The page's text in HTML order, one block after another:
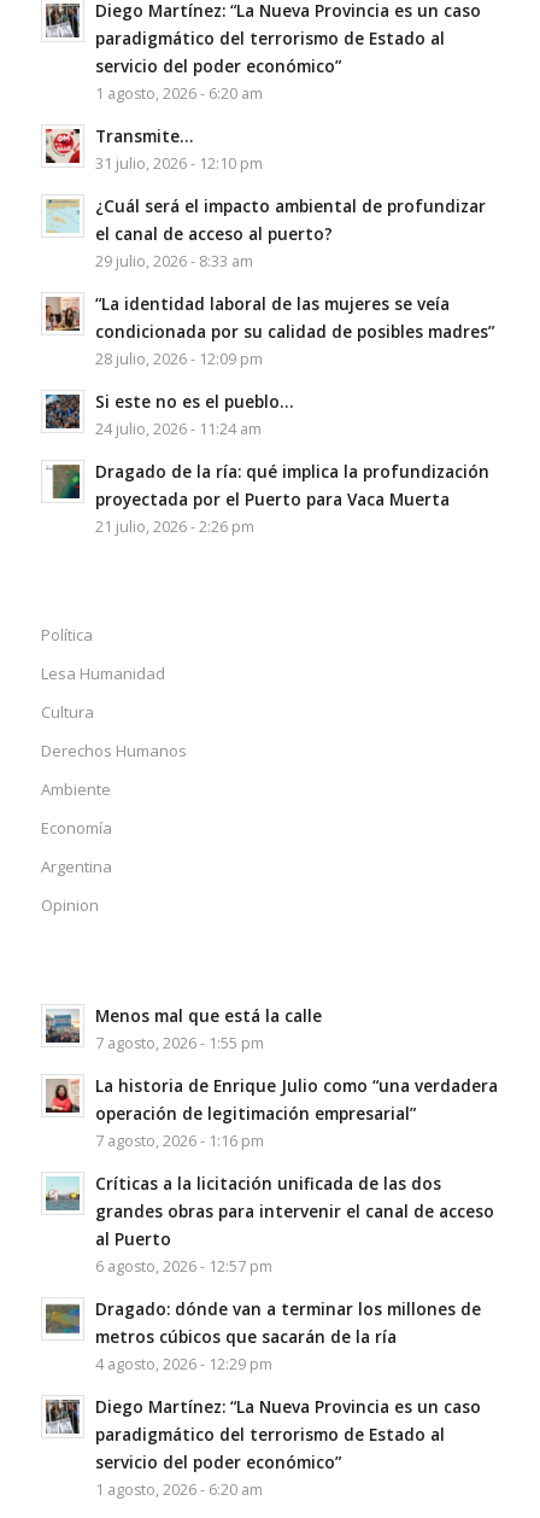
Diego Martínez: “La Nueva Provincia es un caso
paradigmático del terrorismo de Estado al
servicio del poder económico”
1 agosto, 2026 - 6:20 am
Transmite…
31 julio, 2026 - 12:10 pm
¿Cuál será el impacto ambiental de profundizar
el canal de acceso al puerto?
29 julio, 2026 - 8:33 am
“La identidad laboral de las mujeres se veía
condicionada por su calidad de posibles madres”
28 julio, 2026 - 12:09 pm
Si este no es el pueblo…
24 julio, 2026 - 11:24 am
Dragado de la ría: qué implica la profundización
proyectada por el Puerto para Vaca Muerta
21 julio, 2026 - 2:26 pm
Política
Lesa Humanidad
Cultura
Derechos Humanos
Ambiente
Economía
Argentina
Opinion
Menos mal que está la calle
7 agosto, 2026 - 1:55 pm
La historia de Enrique Julio como “una verdadera
operación de legitimación empresarial”
7 agosto, 2026 - 1:16 pm
Críticas a la licitación unificada de las dos
grandes obras para intervenir el canal de acceso
al Puerto
6 agosto, 2026 - 12:57 pm
Dragado: dónde van a terminar los millones de
metros cúbicos que sacarán de la ría
4 agosto, 2026 - 12:29 pm
Diego Martínez: “La Nueva Provincia es un caso
paradigmático del terrorismo de Estado al
servicio del poder económico”
1 agosto, 2026 - 6:20 am